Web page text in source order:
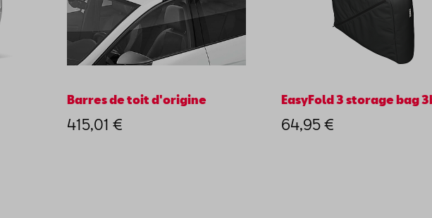
Barres de toit d'origine
415,01 €
EasyFold 3 storage bag
64,95 €